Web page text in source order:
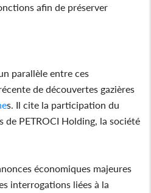
afin de préserver
parallèle entre ces
de découvertes gazières
s. Il cite la participation du
de PETROCI Holding, la société
économiques majeures
interrogations liées à la